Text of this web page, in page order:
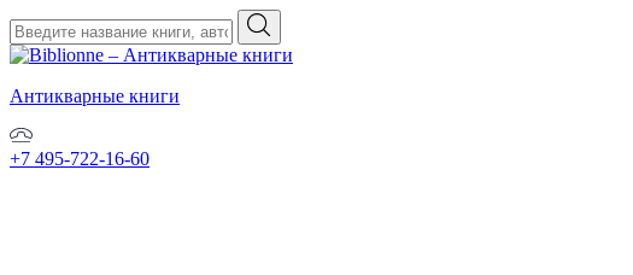
Антикварные книги
+7 495-722-16-60